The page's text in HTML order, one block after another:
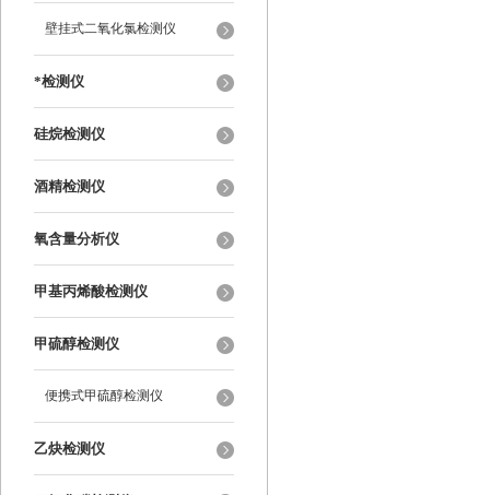
壁挂式二氧化氯检测仪
*检测仪
硅烷检测仪
酒精检测仪
氧含量分析仪
甲基丙烯酸检测仪
甲硫醇检测仪
便携式甲硫醇检测仪
乙炔检测仪